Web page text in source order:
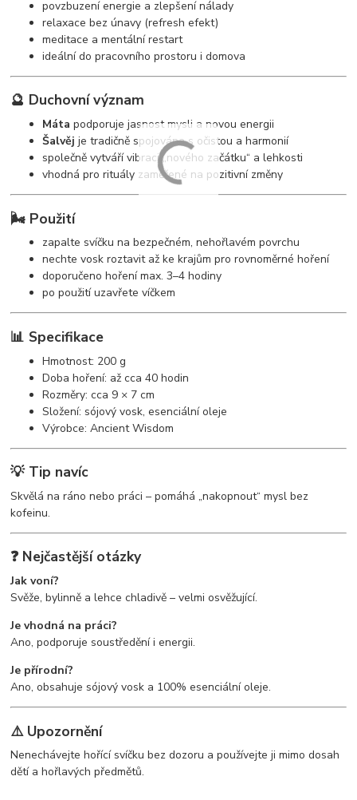
povzbuzení energie a zlepšení nálady
relaxace bez únavy (refresh efekt)
meditace a mentální restart
ideální do pracovního prostoru i domova
🔮 Duchovní význam
Máta podporuje jasnost mysli a novou energii
Šalvěj je tradičně spojována s očistou a harmonií
společně vytváří vibraci „nového začátku“ a lehkosti
vhodná pro rituály zaměřené na pozitivní změny
🌬️ Použití
zapalte svíčku na bezpečném, nehořlavém povrchu
nechte vosk roztavit až ke krajům pro rovnoměrné hoření
doporučeno hoření max. 3–4 hodiny
po použití uzavřete víčkem
📊 Specifikace
Hmotnost: 200 g
Doba hoření: až cca 40 hodin
Rozměry: cca 9 × 7 cm
Složení: sójový vosk, esenciální oleje
Výrobce: Ancient Wisdom
💡 Tip navíc
Skvělá na ráno nebo práci – pomáhá „nakopnout“ mysl bez
kofeinu.
❓ Nejčastější otázky
Jak voní?
Svěže, bylinně a lehce chladivě – velmi osvěžující.
Je vhodná na práci?
Ano, podporuje soustředění i energii.
Je přírodní?
Ano, obsahuje sójový vosk a 100% esenciální oleje.
⚠️ Upozornění
Nenechávejte hořící svíčku bez dozoru a používejte ji mimo dosah
dětí a hořlavých předmětů.